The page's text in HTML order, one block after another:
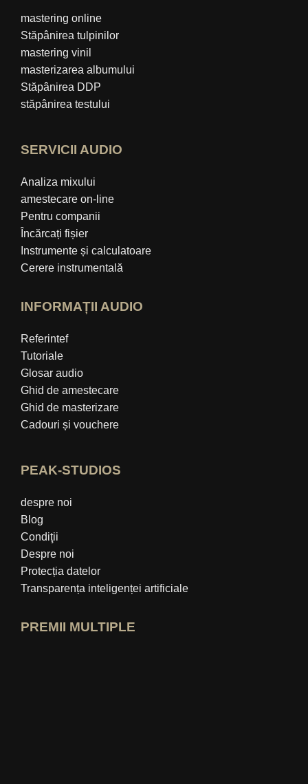
mastering online
Stăpânirea tulpinilor
mastering vinil
masterizarea albumului
Stăpânirea DDP
stăpânirea testului
SERVICII AUDIO
Analiza mixului
amestecare on-line
Pentru companii
Încărcați fișier
Instrumente și calculatoare
Cerere instrumentală
INFORMAȚII AUDIO
Referintef
Tutoriale
Glosar audio
Ghid de amestecare
Ghid de masterizare
Cadouri și vouchere
PEAK-STUDIOS
despre noi
Blog
Condiţii
Despre noi
Protecția datelor
Transparența inteligenței artificiale
PREMII MULTIPLE